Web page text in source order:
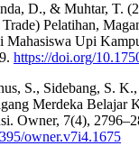
D., & Muhtar, T.
Pelatihan,
Mahasiswa Upi
https://doi.org/
S., Sidebang, S.
Merdeka Belajar
Owner, 7(4),
owner.v7i4.1675